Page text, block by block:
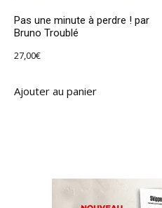
Pas une minute à perdre ! par
Bruno Troublé
27,00€
Ajouter au panier